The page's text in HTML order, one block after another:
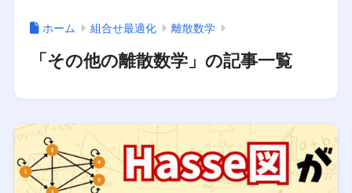
ホーム 組合せ最適化 離散数学
「その他の離散数学」の記事一覧